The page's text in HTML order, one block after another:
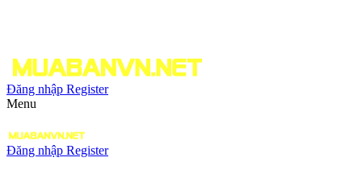
Đăng nhập Register
Menu
Đăng nhập Register